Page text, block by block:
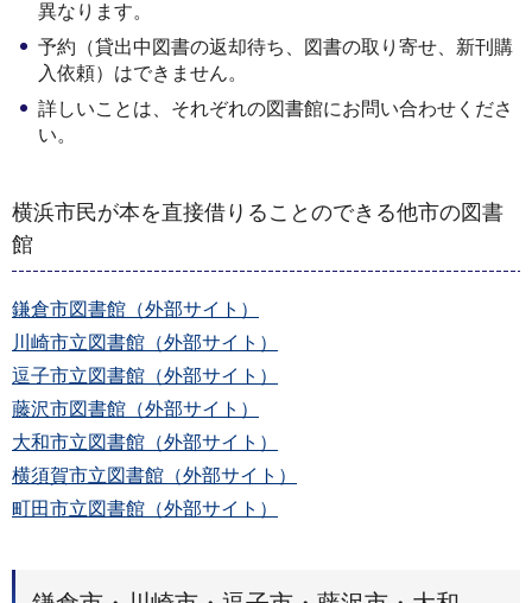
異なります。
予約（貸出中図書の返却待ち、図書の取り寄せ、新刊購
入依頼）はできません。
詳しいことは、それぞれの図書館にお問い合わせくださ
い。
横浜市民が本を直接借りることのできる他市の図書
館
鎌倉市図書館（外部サイト）
川崎市立図書館（外部サイト）
逗子市立図書館（外部サイト）
藤沢市図書館（外部サイト）
大和市立図書館（外部サイト）
横須賀市立図書館（外部サイト）
町田市立図書館（外部サイト）